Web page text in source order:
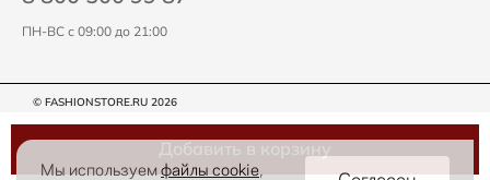
Добавить в корзину
ПН-ВС с 09:00 до 21:00
© FASHIONSTORE.RU 2026
Мы используемфайлы cookie